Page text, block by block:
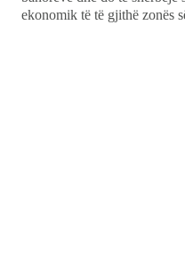
ekonomik të të gjithë zonës